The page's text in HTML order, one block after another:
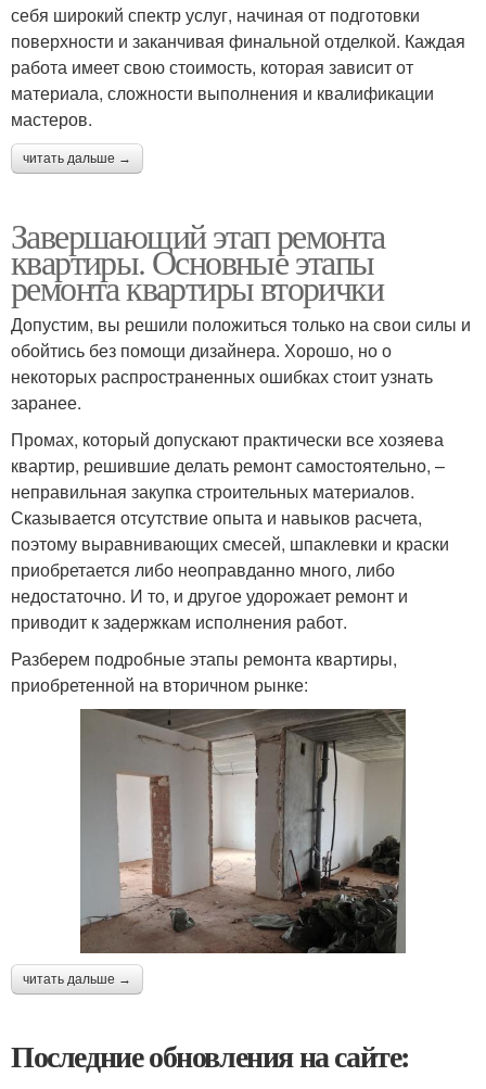
себя широкий спектр услуг, начиная от подготовки
поверхности и заканчивая финальной отделкой. Каждая
работа имеет свою стоимость, которая зависит от
материала, сложности выполнения и квалификации
мастеров.
читать дальше →
Завершающий этап ремонта
квартиры. Основные этапы
ремонта квартиры вторички
Допустим, вы решили положиться только на свои силы и
обойтись без помощи дизайнера. Хорошо, но о
некоторых распространенных ошибках стоит узнать
заранее.
Промах, который допускают практически все хозяева
квартир, решившие делать ремонт самостоятельно, –
неправильная закупка строительных материалов.
Сказывается отсутствие опыта и навыков расчета,
поэтому выравнивающих смесей, шпаклевки и краски
приобретается либо неоправданно много, либо
недостаточно. И то, и другое удорожает ремонт и
приводит к задержкам исполнения работ.
Разберем подробные этапы ремонта квартиры,
приобретенной на вторичном рынке:
читать дальше →
Последние обновления на сайте: